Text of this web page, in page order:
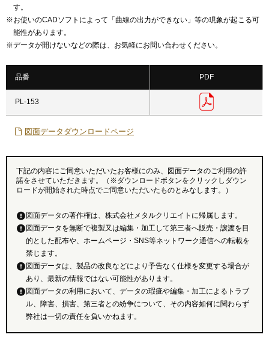
す。
※お使いのCADソフトによって「曲線の出力ができない」等の現象が起こる可
能性があります。
※データが開けないなどの際は、お気軽にお問い合わせください。
品番 PDF
PL-153
図面データダウンロードページ
下記の内容にご同意いただいたお客様にのみ、図面データのご利用の許
諾をさせていただきます。（※ダウンロードボタンをクリックしダウン
ロードが開始された時点でご同意いただいたものとみなします。）
図面データの著作権は、株式会社メタルクリエイトに帰属します。
図面データを無断で複製又は編集・加工して第三者へ販売・譲渡を目
的とした配布や、ホームページ・SNS等ネットワーク通信への転載を
禁じます。
図面データは、製品の改良などにより予告なく仕様を変更する場合が
あり、最新の情報ではない可能性があります。
図面データの利用において、データの瑕疵や編集・加工によるトラブ
ル、障害、損害、第三者との紛争について、その内容如何に関わらず
弊社は一切の責任を負いかねます。